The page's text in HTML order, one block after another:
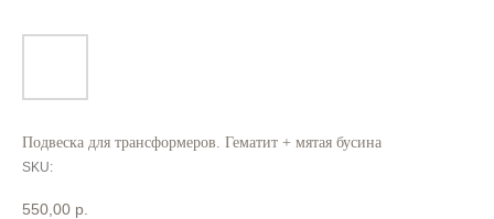
Подвеска для трансформеров. Гематит + мятая бусина
SKU:
550,00 р.